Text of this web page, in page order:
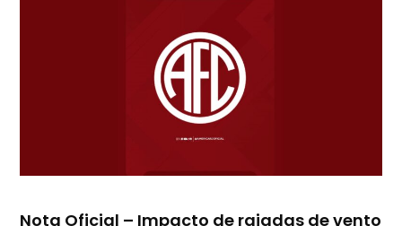
Nota Oficial – Impacto de rajadas de vento